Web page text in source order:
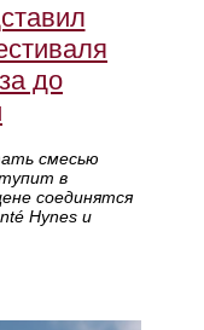
до
смесью
в
соединятся
Hynes и